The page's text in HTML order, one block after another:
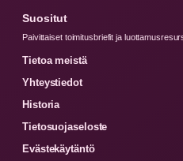
Suositut
Paivittaiset toimitusbriefit ja
Tietoa meistä
Yhteystiedot
Historia
Tietosuojaseloste
Evästekäytäntö